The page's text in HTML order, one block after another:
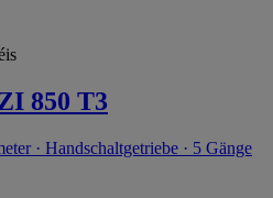
850 T3
· Handschaltgetriebe · 5 Gänge